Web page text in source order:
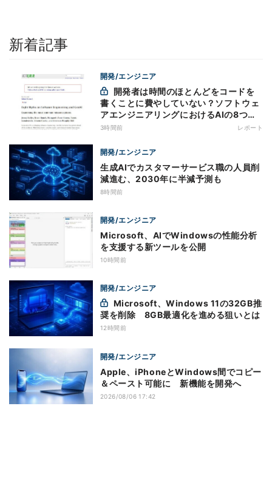
新着記事
開発/エンジニア
書くことに費やしていない？ソフトウェ
アエンジニアリングにおけるAIの8つの
神話への賛否
3時間前 レポート
開発/エンジニア
生成AIでカスタマーサービス職の人員削
減進む、2030年に半減予測も
8時間前
開発/エンジニア
Microsoft、AIでWindowsの性能分析
を支援する新ツールを公開
10時間前
開発/エンジニア
奨を削除 8GB最適化を進める狙いとは
12時間前
開発/エンジニア
Apple、iPhoneとWindows間でコピー
＆ペースト可能に 新機能を開発へ
2026/08/06 17:42